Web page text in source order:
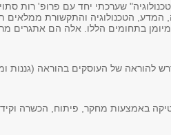
שערכתי יחד עם פרופ' רות
1996), כתבנו: "המתמטיקה, המדע, הטכנולוגיה
בתחומים הללו. אלה הם אתגרים
הנדרש להוראה של העוסקים בהוראה
באמצעות מחקר, פיתוח, הכשרה